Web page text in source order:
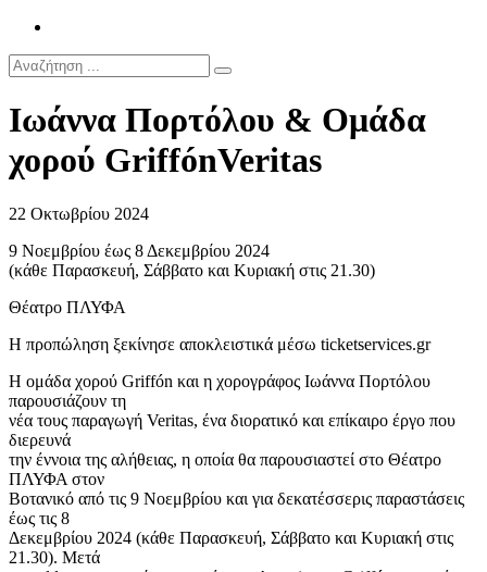
Ιωάννα Πορτόλου & Ομάδα
χορού GriffónVeritas
22 Οκτωβρίου 2024
9 Νοεμβρίου έως 8 Δεκεμβρίου 2024
(κάθε Παρασκευή, Σάββατο και Κυριακή στις 21.30)
Θέατρο ΠΛΥΦΑ
Η προπώληση ξεκίνησε αποκλειστικά μέσω ticketservices.gr
Η ομάδα χορού Griffón και η χορογράφος Ιωάννα Πορτόλου
παρουσιάζουν τη
νέα τους παραγωγή Veritas, ένα διορατικό και επίκαιρο έργο που
διερευνά
την έννοια της αλήθειας, η οποία θα παρουσιαστεί στο Θέατρο
ΠΛΥΦΑ στον
Βοτανικό από τις 9 Νοεμβρίου και για δεκατέσσερις παραστάσεις
έως τις 8
Δεκεμβρίου 2024 (κάθε Παρασκευή, Σάββατο και Κυριακή στις
21.30). Μετά